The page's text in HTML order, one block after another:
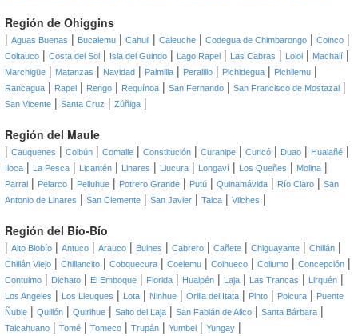
Región de Ohiggins
| Aguas Buenas | Bucalemu | Cahuil | Caleuche | Codegua de Chimbarongo | Coinco |
Coltauco | Costa del Sol | Isla del Guindo | Lago Rapel | Las Cabras | Lolol | Machalí |
Marchigüe | Matanzas | Navidad | Palmilla | Peralillo | Pichidegua | Pichilemu |
Rancagua | Rapel | Rengo | Requínoa | San Fernando | San Francisco de Mostazal |
San Vicente | Santa Cruz | Zúñiga |
Región del Maule
| Cauquenes | Colbún | Comalle | Constitución | Curanipe | Curicó | Duao | Hualañé |
Iloca | La Pesca | Licantén | Linares | Liucura | Longaví | Los Queñes | Molina |
Parral | Pelarco | Pelluhue | Potrero Grande | Putú | Quinamávida | Río Claro | San
Antonio de Linares | San Clemente | San Javier | Talca | Vilches |
Región del Bío-Bío
| Alto Biobío | Antuco | Arauco | Bulnes | Cabrero | Cañete | Chiguayante | Chillán |
Chillán Viejo | Chillancito | Cobquecura | Coelemu | Coihueco | Coliumo | Concepción |
Contulmo | Dichato | El Emboque | Florida | Hualpén | Laja | Las Trancas | Lirquén |
Los Angeles | Los Lleuques | Lota | Ninhue | Orilla del Itata | Pinto | Polcura | Puente
Ñuble | Quillón | Quirihue | Salto del Laja | San Fabián de Alico | Santa Bárbara |
Talcahuano | Tomé | Tomeco | Trupán | Yumbel | Yungay |